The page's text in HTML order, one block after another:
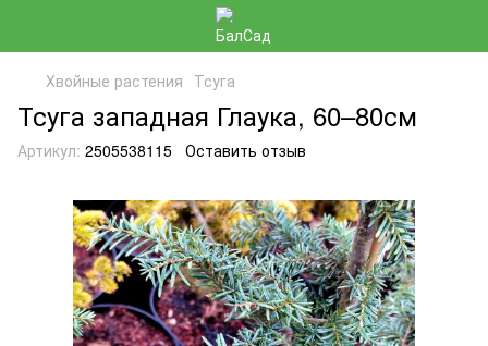
Хвойные растения Тсуга
Тсуга западная Глаука, 60–80см
Артикул: 2505538115 Оставить отзыв